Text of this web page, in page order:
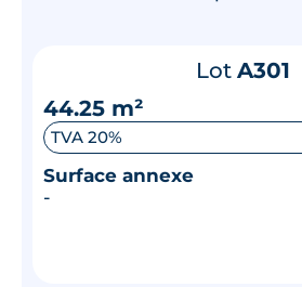
Lot A301
44.25 m²
TVA 20%
Surface annexe
-